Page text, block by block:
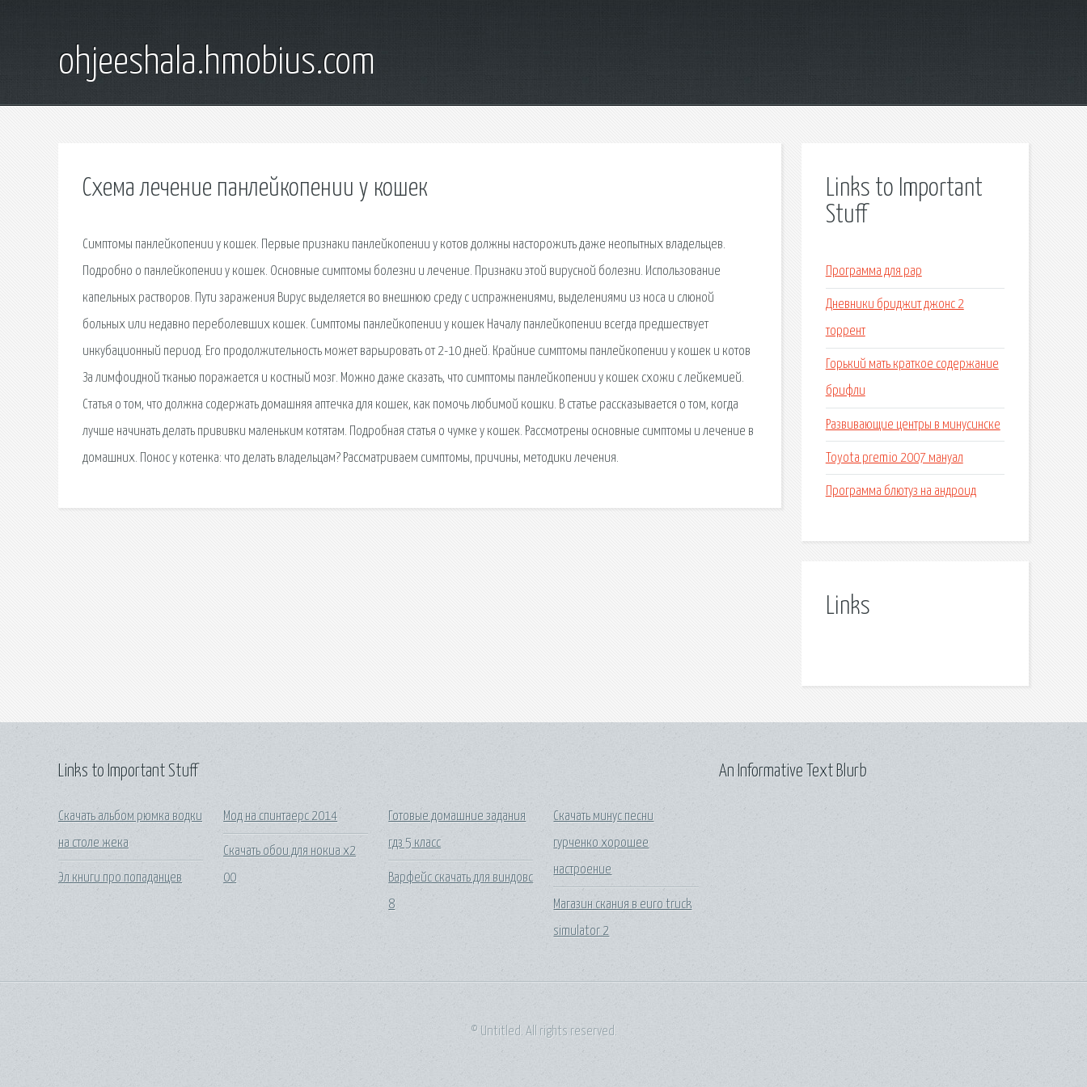
ohjeeshala.hmobius.com
Схема лечение панлейкопении у кошек
Симптомы панлейкопении у кошек. Первые признаки панлейкопении у котов должны насторожить даже неопытных владельцев.
Подробно о панлейкопении у кошек. Основные симптомы болезни и лечение. Признаки этой вирусной болезни. Использование
капельных растворов. Пути заражения Вирус выделяется во внешнюю среду с испражнениями, выделениями из носа и слюной
больных или недавно переболевших кошек. Симптомы панлейкопении у кошек Началу панлейкопении всегда предшествует
инкубационный период. Его продолжительность может варьировать от 2-10 дней. Крайние симптомы панлейкопении у кошек и котов
За лимфоидной тканью поражается и костный мозг. Можно даже сказать, что симптомы панлейкопении у кошек схожи с лейкемией.
Статья о том, что должна содержать домашняя аптечка для кошек, как помочь любимой кошки. В статье рассказывается о том, когда
лучше начинать делать прививки маленьким котятам. Подробная статья о чумке у кошек. Рассмотрены основные симптомы и лечение в
домашних. Понос у котенка: что делать владельцам? Рассматриваем симптомы, причины, методики лечения.
Links to Important
Stuff
Программа для рар
Дневники бриджит джонс 2
торрент
Горький мать краткое содержание
брифли
Развивающие центры в минусинске
Toyota premio 2007 мануал
Программа блютуз на андроид
Links
Links to Important Stuff
Скачать альбом рюмка водки
на столе жека
Эл книги про попаданцев
Мод на спинтаерс 2014
Скачать обои для нокиа x2
00
Готовые домашние задания
гдз 5 класс
Варфейс скачать для виндовс
8
Скачать минус песни
гурченко хорошее
настроение
Магазин скания в euro truck
simulator 2
An Informative Text Blurb
© Untitled. All rights reserved.